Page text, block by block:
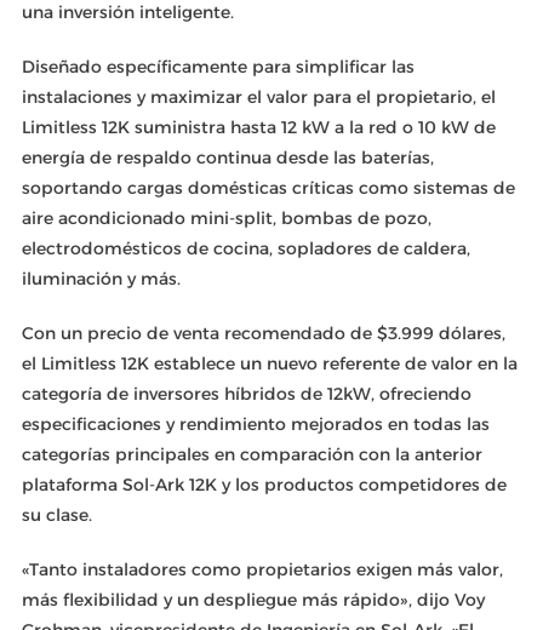
una inversión inteligente.
Diseñado específicamente para simplificar las
instalaciones y maximizar el valor para el propietario, el
Limitless 12K suministra hasta 12 kW a la red o 10 kW de
energía de respaldo continua desde las baterías,
soportando cargas domésticas críticas como sistemas de
aire acondicionado mini-split, bombas de pozo,
electrodomésticos de cocina, sopladores de caldera,
iluminación y más.
Con un precio de venta recomendado de $3.999 dólares,
el Limitless 12K establece un nuevo referente de valor en la
categoría de inversores híbridos de 12kW, ofreciendo
especificaciones y rendimiento mejorados en todas las
categorías principales en comparación con la anterior
plataforma Sol-Ark 12K y los productos competidores de
su clase.
«Tanto instaladores como propietarios exigen más valor,
más flexibilidad y un despliegue más rápido», dijo Voy